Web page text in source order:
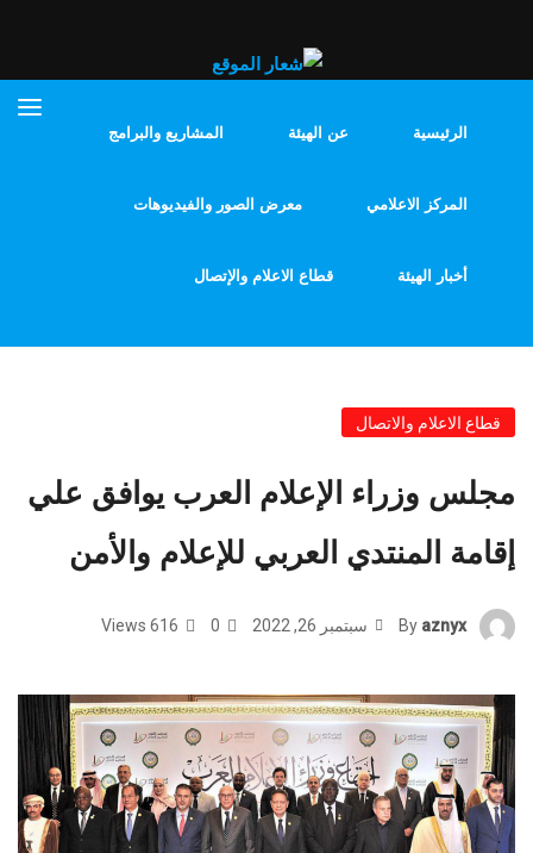
الرئيسية عن الهيئة المشاريع والبرامج
المركز الاعلامي معرض الصور والفيديوهات
أخبار الهيئة قطاع الاعلام والإتصال
قطاع الاعلام والاتصال
مجلس وزراء الإعلام العرب يوافق علي
إقامة المنتدي العربي للإعلام والأمن
By aznyx سبتمبر 26, 2022